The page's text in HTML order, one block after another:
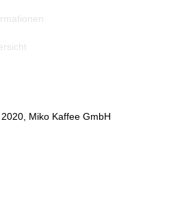
Miko Kaffee GmbH